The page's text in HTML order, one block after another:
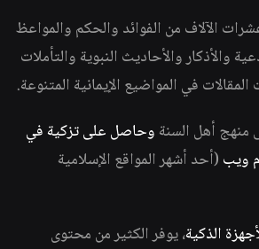
الآلاف من الفوائد والحكم والمواعظ
والأذكار والأحاديث النبوية والتأملات
المقالات في المواضيع الإيمانية المتنوعة.
منهج أهل السنة وحاصل على تزكية في
ويب (أحد أشهر المواقع الإسلامية
الذكية، يوفر الكثير من محتوى